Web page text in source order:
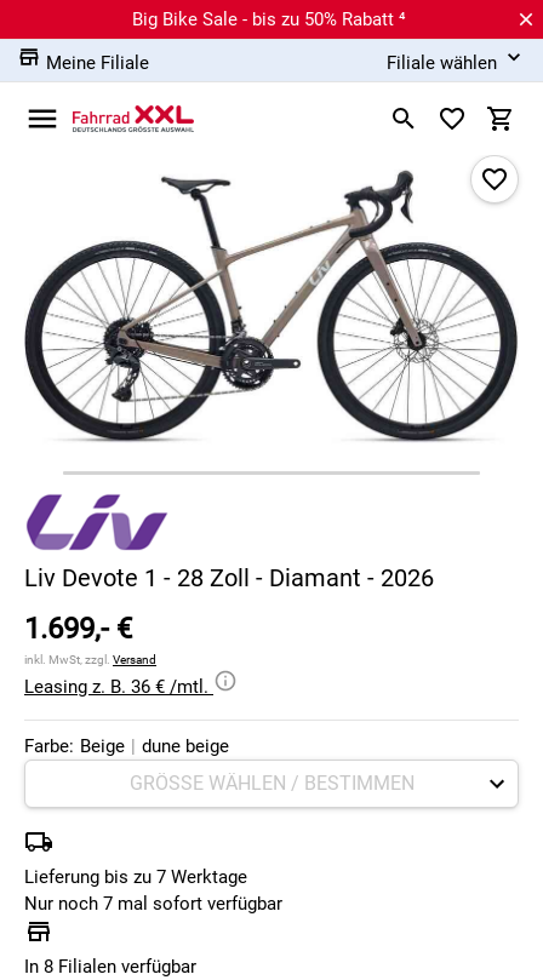
Big Bike Sale - bis zu 50% Rabatt ⁴
Meine Filiale
Filiale wählen
Liv Devote 1 - 28 Zoll - Diamant - 2026
1.699,- €
inkl. MwSt, zzgl. Versand
Leasing z. B. 36 € /mtl.
Farbe: Beige | dune beige
Lieferung bis zu 7 Werktage
Nur noch 7 mal sofort verfügbar
In 8 Filialen verfügbar